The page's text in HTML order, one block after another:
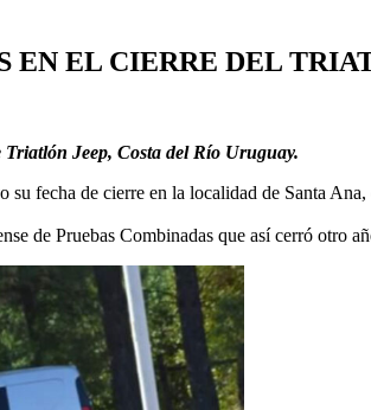
EN EL CIERRE DEL
Jeep, Costa del Río Uruguay.
fecha de cierre en la localidad de Santa
de Pruebas Combinadas que así cerró otro